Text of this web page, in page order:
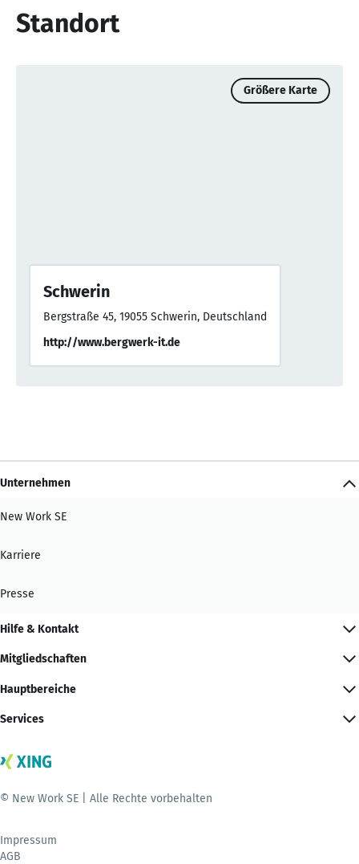
Standort
Größere Karte
Schwerin
Bergstraße 45, 19055 Schwerin, Deutschland
http://www.bergwerk-it.de
Unternehmen
New Work SE
Karriere
Presse
Hilfe & Kontakt
Mitgliedschaften
Hauptbereiche
Services
© New Work SE | Alle Rechte vorbehalten
Impressum
AGB